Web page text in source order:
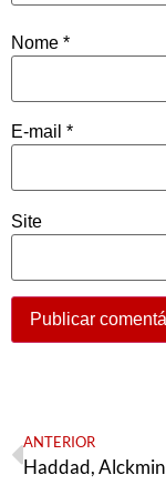
Nome *
E-mail *
Site
ANTERIOR